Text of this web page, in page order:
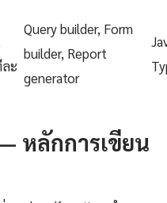
ะ
Query builder, Form
builder, Report
generator
หลักการเขียน